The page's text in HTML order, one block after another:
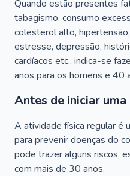
Quando estão presentes
tabagismo, consumo
colesterol alto,
estresse, depressão,
cardíacos etc., indica-se
anos para os homens e 40
Antes de iniciar
A atividade física regular é
para prevenir doenças do
pode trazer alguns riscos,
com mais de 30 anos.